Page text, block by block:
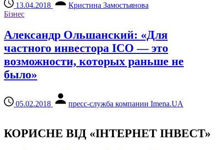
13.04.2018
Кристина Замостьянова
Бізнес
Александр Ольшанский: «Для
частного инвестора ICO — это
возможности, которых раньше не
было»
05.02.2018 пресс-служба компании Imena.UA
КОРИСНЕ ВІД «ІНТЕРНЕТ ІНВЕСТ»